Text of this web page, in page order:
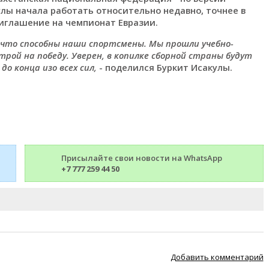
начала работать относительно недавно, точнее в
на чемпионат Евразии.
способны наши спортсмены. Мы прошли учебно-
на победу. Уверен, в копилке сборной страны будут
конца изо всех сил, - поделился Буркит Исакулы.
Присылайте свои новости на WhatsApp
+7 777 259 44 50
Добавить комментарий